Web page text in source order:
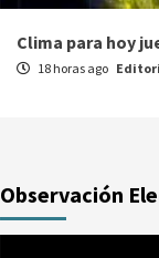
Clima para hoy
18 horas ago
Observación